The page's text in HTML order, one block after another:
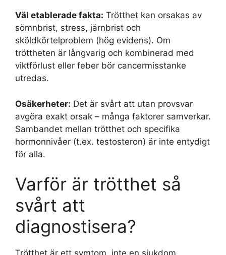
Väl etablerade fakta: Trötthet kan orsakas av
sömnbrist, stress, järnbrist och
sköldkörtelproblem (hög evidens). Om
tröttheten är långvarig och kombinerad med
viktförlust eller feber bör cancermisstanke
utredas.
Osäkerheter: Det är svårt att utan provsvar
avgöra exakt orsak – många faktorer samverkar.
Sambandet mellan trötthet och specifika
hormonnivåer (t.ex. testosteron) är inte entydigt
för alla.
Varför är trötthet så
svårt att
diagnostisera?